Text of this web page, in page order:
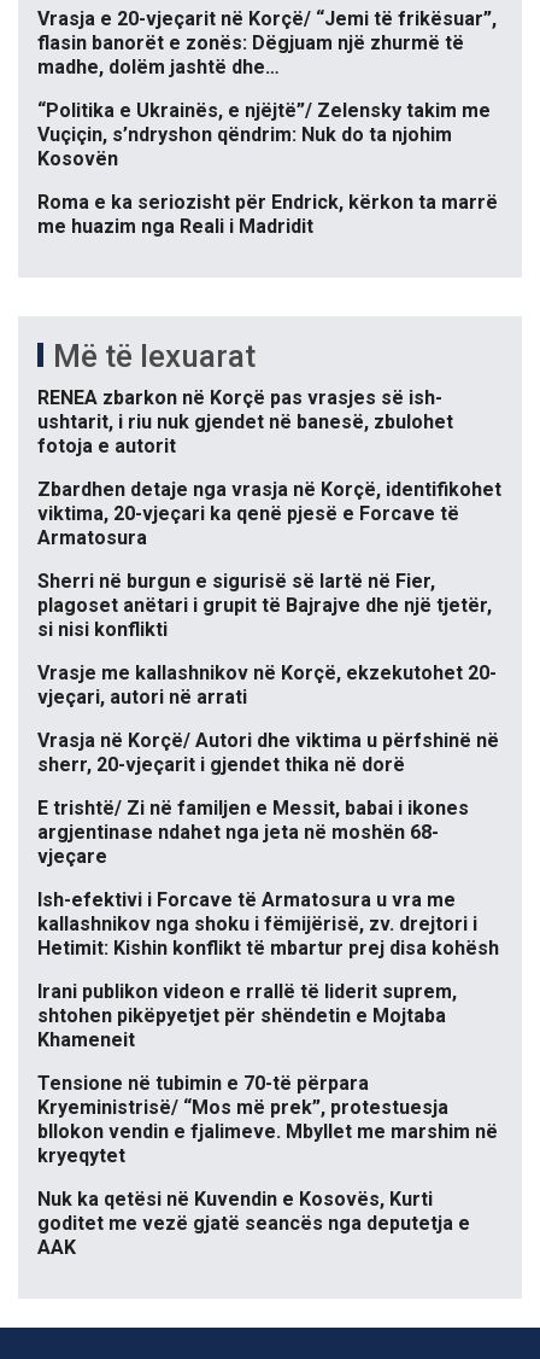
Vrasja e 20-vjeçarit në Korçë/ “Jemi të frikësuar”,
flasin banorët e zonës: Dëgjuam një zhurmë të
madhe, dolëm jashtë dhe…
“Politika e Ukrainës, e njëjtë”/ Zelensky takim me
Vuçiçin, s’ndryshon qëndrim: Nuk do ta njohim
Kosovën
Roma e ka seriozisht për Endrick, kërkon ta marrë
me huazim nga Reali i Madridit
Më të lexuarat
RENEA zbarkon në Korçë pas vrasjes së ish-
ushtarit, i riu nuk gjendet në banesë, zbulohet
fotoja e autorit
Zbardhen detaje nga vrasja në Korçë, identifikohet
viktima, 20-vjeçari ka qenë pjesë e Forcave të
Armatosura
Sherri në burgun e sigurisë së lartë në Fier,
plagoset anëtari i grupit të Bajrajve dhe një tjetër,
si nisi konflikti
Vrasje me kallashnikov në Korçë, ekzekutohet 20-
vjeçari, autori në arrati
Vrasja në Korçë/ Autori dhe viktima u përfshinë në
sherr, 20-vjeçarit i gjendet thika në dorë
E trishtë/ Zi në familjen e Messit, babai i ikones
argjentinase ndahet nga jeta në moshën 68-
vjeçare
Ish-efektivi i Forcave të Armatosura u vra me
kallashnikov nga shoku i fëmijërisë, zv. drejtori i
Hetimit: Kishin konflikt të mbartur prej disa kohësh
Irani publikon videon e rrallë të liderit suprem,
shtohen pikëpyetjet për shëndetin e Mojtaba
Khameneit
Tensione në tubimin e 70-të përpara
Kryeministrisë/ “Mos më prek”, protestuesja
bllokon vendin e fjalimeve. Mbyllet me marshim në
kryeqytet
Nuk ka qetësi në Kuvendin e Kosovës, Kurti
goditet me vezë gjatë seancës nga deputetja e
AAK